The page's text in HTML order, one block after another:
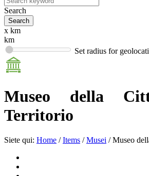
Search
x km
km
Set radius for
Museo della
Territorio
Siete qui: Home / Items / Musei / Museo